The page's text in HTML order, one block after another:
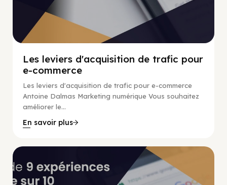
Les leviers d'acquisition de trafic pour
e-commerce
Les leviers d'acquisition de trafic pour e-commerce
Antoine Dalmas Marketing numérique Vous souhaitez
améliorer le...
En savoir plus
Marketing Numérique